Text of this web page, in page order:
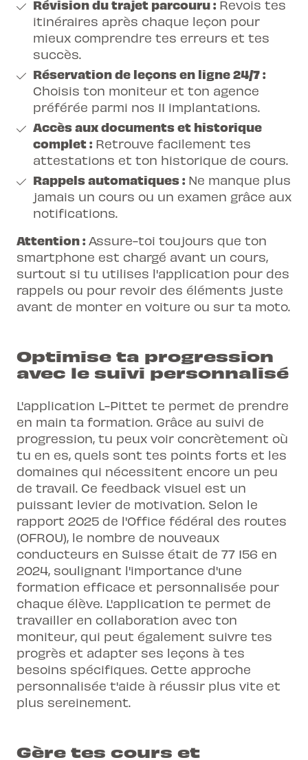
Révision du trajet parcouru : Revois tes
itinéraires après chaque leçon pour
mieux comprendre tes erreurs et tes
succès.
Réservation de leçons en ligne 24/7 :
Choisis ton moniteur et ton agence
préférée parmi nos 11 implantations.
Accès aux documents et historique
complet : Retrouve facilement tes
attestations et ton historique de cours.
Rappels automatiques : Ne manque plus
jamais un cours ou un examen grâce aux
notifications.
Attention : Assure-toi toujours que ton
smartphone est chargé avant un cours,
surtout si tu utilises l'application pour des
rappels ou pour revoir des éléments juste
avant de monter en voiture ou sur ta moto.
Optimise ta progression
avec le suivi personnalisé
L'application L-Pittet te permet de prendre
en main ta formation. Grâce au suivi de
progression, tu peux voir concrètement où
tu en es, quels sont tes points forts et les
domaines qui nécessitent encore un peu
de travail. Ce feedback visuel est un
puissant levier de motivation. Selon le
rapport 2025 de l'Office fédéral des routes
(OFROU), le nombre de nouveaux
conducteurs en Suisse était de 77 156 en
2024, soulignant l'importance d'une
formation efficace et personnalisée pour
chaque élève. L'application te permet de
travailler en collaboration avec ton
moniteur, qui peut également suivre tes
progrès et adapter ses leçons à tes
besoins spécifiques. Cette approche
personnalisée t'aide à réussir plus vite et
plus sereinement.
Gère tes cours et